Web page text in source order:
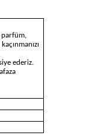
parfüm,
ederiz.